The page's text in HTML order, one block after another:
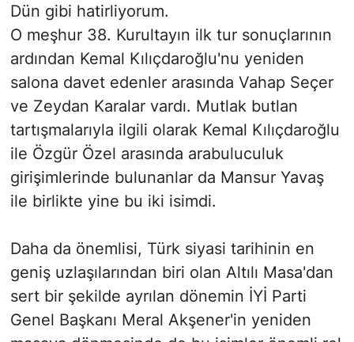
Dün gibi hatirliyorum.
O meşhur 38. Kurultayın ilk tur sonuçlarının
ardından Kemal Kılıçdaroğlu'nu yeniden
salona davet edenler arasında Vahap Seçer
ve Zeydan Karalar vardı. Mutlak butlan
tartışmalarıyla ilgili olarak Kemal Kılıçdaroğlu
ile Özgür Özel arasında arabuluculuk
girişimlerinde bulunanlar da Mansur Yavaş
ile birlikte yine bu iki isimdi.
Daha da önemlisi, Türk siyasi tarihinin en
geniş uzlaşılarından biri olan Altılı Masa'dan
sert bir şekilde ayrılan dönemin İYİ Parti
Genel Başkanı Meral Akşener'in yeniden